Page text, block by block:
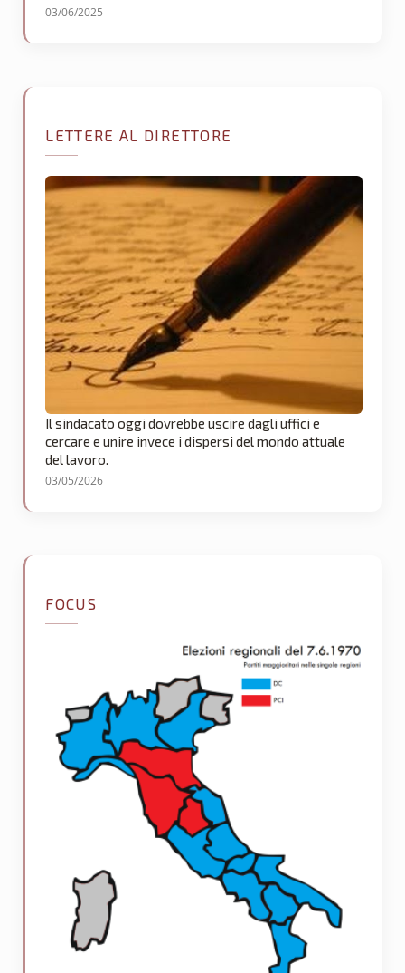
03/06/2025
LETTERE AL DIRETTORE
Il sindacato oggi dovrebbe uscire dagli uffici e
cercare e unire invece i dispersi del mondo attuale
del lavoro.
03/05/2026
FOCUS